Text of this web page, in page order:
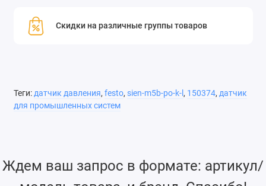
Скидки на различные группы товаров
Теги:датчик давления, festo, sien-m5b-po-k-l, 150374, датчик
для промышленных систем
Ждем ваш запрос в формате: артикул/